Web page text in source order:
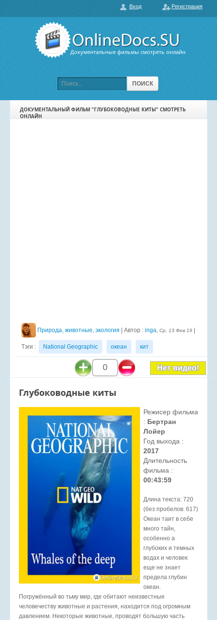
Документальные фильмы смотреть онлайн
ПОИСК
О нас
Вход Регистрация
ПОПУЛЯРНЫЕ
ПОДБОРКИ ФИЛЬМОВ
ДОКУМЕНТАЛЬНЫЙ ФИЛЬМ "ГЛУБОКОВОДНЫЕ КИТЫ" СМОТРЕТЬ
ОНЛАЙН
Природа, животные, экология | Автор : inga, Ср, 13 Фев 19
Тэги : National Geographic океан кит
0 Нет видео!
Глубоководные киты
Режисер фильма
: Бертран
Лойер
Год выхода :
2017
Длительность
фильма :
00:43:59
Длина текста: 720
(без пробелов: 617)
Океан таит в себе
много тайн,
особенно а
глубоких и темных
водах и человек
еще не знает
предела глубин
океан.
Погружённый во тьму мир, где обитают неизвестные
человечеству животные и растения, находится под огромным
давлением. Некоторые животные, проводят большую часть